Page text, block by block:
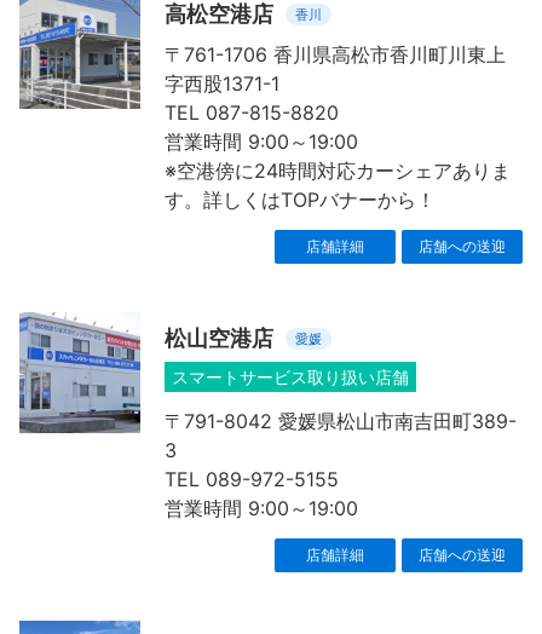
高松空港店 香川
〒761-1706 香川県高松市香川町川東上
字西股1371-1
TEL 087-815-8820
営業時間 9:00～19:00
※空港傍に24時間対応カーシェアありま
す。詳しくはTOPバナーから！
店舗詳細 店舗への送迎
松山空港店 愛媛
スマートサービス取り扱い店舗
〒791-8042 愛媛県松山市南吉田町389-
3
TEL 089-972-5155
営業時間 9:00～19:00
店舗詳細 店舗への送迎